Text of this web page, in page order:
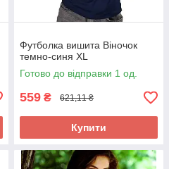
Футболка вишита Віночок
темно-синя XL
Готово до відправки 1 од.
559 ₴ 621,11 ₴
Купити